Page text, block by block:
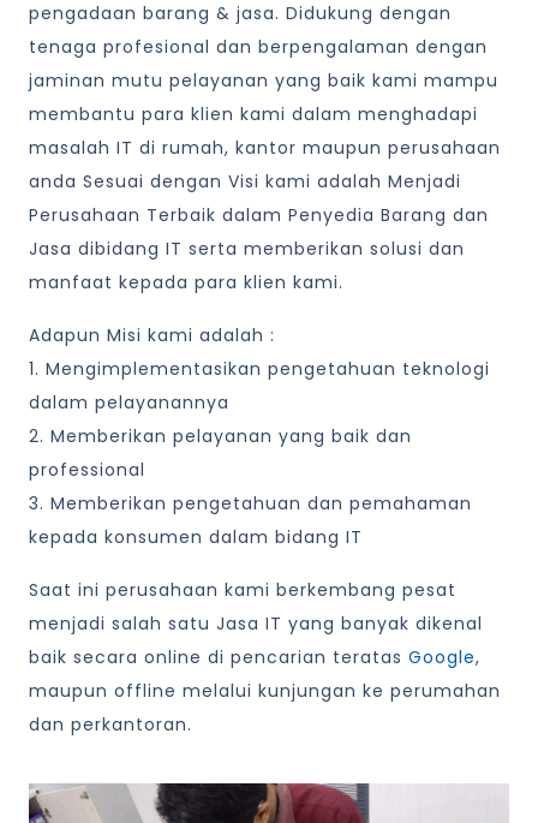
pengadaan barang & jasa. Didukung dengan
tenaga profesional dan berpengalaman dengan
jaminan mutu pelayanan yang baik kami mampu
membantu para klien kami dalam menghadapi
masalah IT di rumah, kantor maupun perusahaan
anda Sesuai dengan Visi kami adalah Menjadi
Perusahaan Terbaik dalam Penyedia Barang dan
Jasa dibidang IT serta memberikan solusi dan
manfaat kepada para klien kami.
Adapun Misi kami adalah :
1. Mengimplementasikan pengetahuan teknologi
dalam pelayanannya
2. Memberikan pelayanan yang baik dan
professional
3. Memberikan pengetahuan dan pemahaman
kepada konsumen dalam bidang IT
Saat ini perusahaan kami berkembang pesat
menjadi salah satu Jasa IT yang banyak dikenal
baik secara online di pencarian teratas Google,
maupun offline melalui kunjungan ke perumahan
dan perkantoran.